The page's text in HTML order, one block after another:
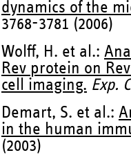
dynamics of the
3768-3781 (2006)
Wolff, H. et al.:
Rev protein on
cell imaging. Exp.
Demart, S. et al.:
in the human
(2003)